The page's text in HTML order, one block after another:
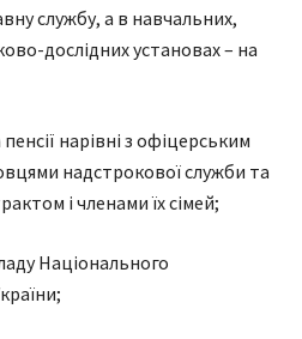
службу, а в навчальних,
дослідних установах – на
нарівні з офіцерським
надстрокової служби та
і членами їх сімей;
Національного